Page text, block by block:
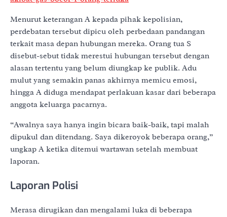
Menurut keterangan A kepada pihak kepolisian,
perdebatan tersebut dipicu oleh perbedaan pandangan
terkait masa depan hubungan mereka. Orang tua S
disebut-sebut tidak merestui hubungan tersebut dengan
alasan tertentu yang belum diungkap ke publik. Adu
mulut yang semakin panas akhirnya memicu emosi,
hingga A diduga mendapat perlakuan kasar dari beberapa
anggota keluarga pacarnya.
“Awalnya saya hanya ingin bicara baik-baik, tapi malah
dipukul dan ditendang. Saya dikeroyok beberapa orang,”
ungkap A ketika ditemui wartawan setelah membuat
laporan.
Laporan Polisi
Merasa dirugikan dan mengalami luka di beberapa